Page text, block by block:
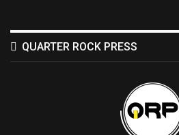
QUARTER ROCK PRESS